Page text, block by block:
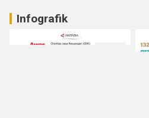
Infografik